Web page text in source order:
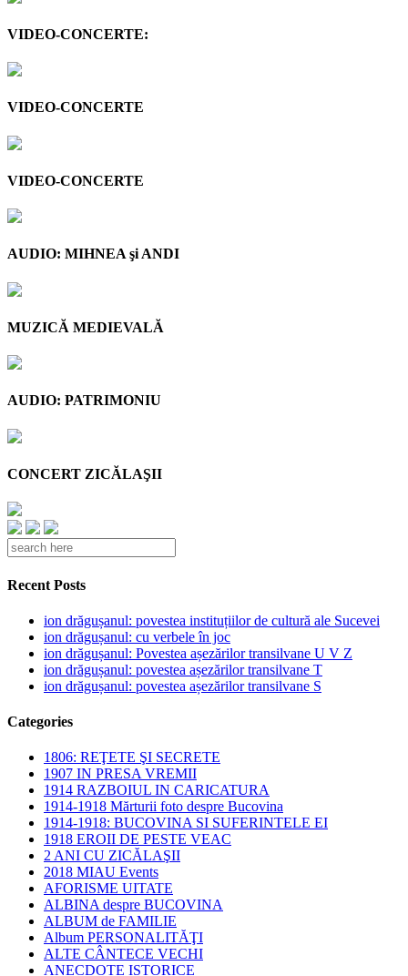
VIDEO-CONCERTE:
VIDEO-CONCERTE
VIDEO-CONCERTE
AUDIO: MIHNEA şi ANDI
MUZICĂ MEDIEVALĂ
AUDIO: PATRIMONIU
CONCERT ZICĂLAŞII
Recent Posts
ion drăgușanul: povestea instituțiilor de cultură ale Sucevei
ion drăgușanul: cu verbele în joc
ion drăgușanul: Povestea așezărilor transilvane U V Z
ion drăgușanul: povestea așezărilor transilvane T
ion drăgușanul: povestea așezărilor transilvane S
Categories
1806: REŢETE ŞI SECRETE
1907 IN PRESA VREMII
1914 RAZBOIUL IN CARICATURA
1914-1918 Mărturii foto despre Bucovina
1914-1918: BUCOVINA SI SUFERINTELE EI
1918 EROII DE PESTE VEAC
2 ANI CU ZICĂLAŞII
2018 MIAU Events
AFORISME UITATE
ALBINA despre BUCOVINA
ALBUM de FAMILIE
Album PERSONALITĂŢI
ALTE CÂNTECE VECHI
ANECDOTE ISTORICE